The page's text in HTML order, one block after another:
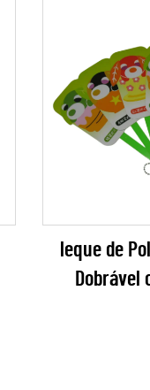
leque de
Dobrável